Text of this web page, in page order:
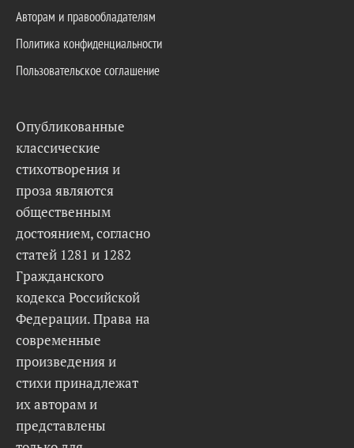
Авторам и правообладателям
Политика конфиденциальности
Пользовательское соглашение
Опубликованные
классические
стихотворения и
проза являются
общественным
достоянием, согласно
статей 1281 и 1282
Гражданского
кодекса Российской
Федерации. Права на
современные
произведения и
стихи принадлежат
их авторам и
представлены